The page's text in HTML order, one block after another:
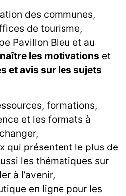
des communes,
de tourisme,
Pavillon Bleu et au
les motivations et
et avis sur les sujets
formations,
et les formats à
qui présentent le plus de
les thématiques sur
à l’avenir,
en ligne pour les